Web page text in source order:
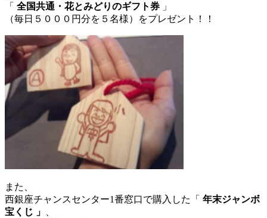
「 全国共通・花とみどりのギフト券 」
（毎日５０００円分を５名様）をプレゼント！！
また、
西銀座チャンスセンター1番窓口で購入した「 年末ジャンボ
宝くじ 」